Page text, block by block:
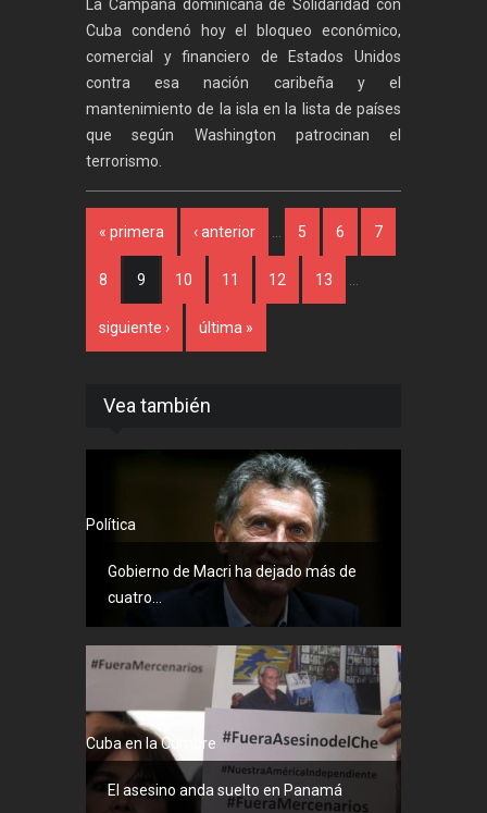
La Campaña dominicana de Solidaridad con
Cuba condenó hoy el bloqueo económico,
comercial y financiero de Estados Unidos
contra esa nación caribeña y el
mantenimiento de la isla en la lista de países
que según Washington patrocinan el
terrorismo.
Páginas
« primera ‹ anterior … 5 6 7
8 9 10 11 12 13 …
siguiente › última »
Vea también
Política
Gobierno de Macri ha dejado más de
cuatro...
Cuba en la Cumbre
El asesino anda suelto en Panamá